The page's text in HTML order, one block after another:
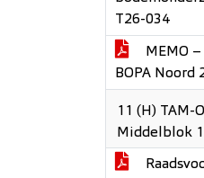
T26-034
MEMO
BOPA Noord
11 (H) TAM-
Middelblok